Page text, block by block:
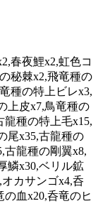
春夜鯉x2,虹色コ
秘棘x2,飛竜種の
種の特上ビレx3,
上皮x7,鳥竜種の
龍種の特上毛x15,
尾x35,古龍種の
古龍種の剛翼x8,
鱗x30,ベリル鉱
カサンゴx4,呑
血x20,呑竜のヒ